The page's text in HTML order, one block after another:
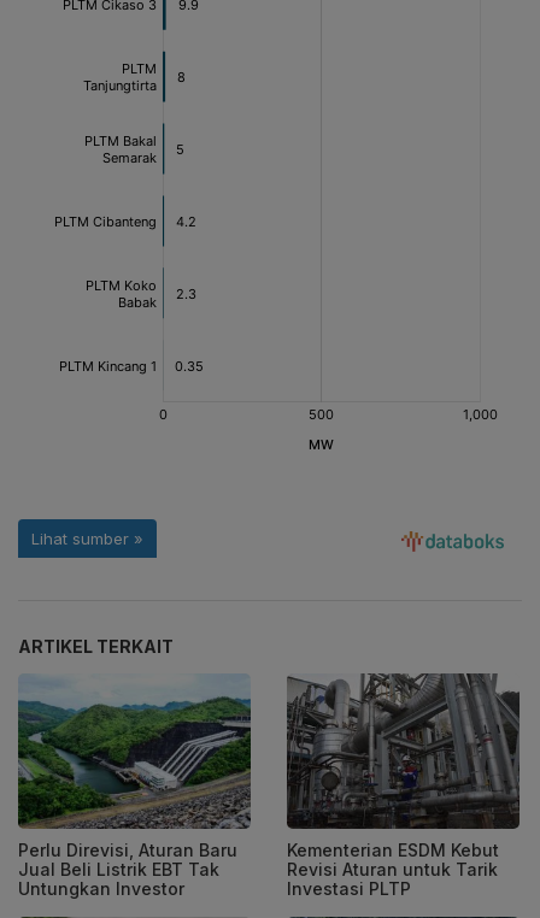
ARTIKEL TERKAIT
Perlu Direvisi, Aturan Baru
Jual Beli Listrik EBT Tak
Untungkan Investor
Kementerian ESDM Kebut
Revisi Aturan untuk Tarik
Investasi PLTP